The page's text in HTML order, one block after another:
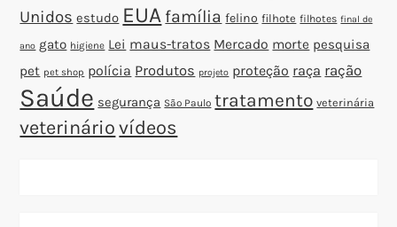
Unidos estudo EUA família felino filhote filhotes final de
ano gato higiene Lei maus-tratos Mercado morte pesquisa
pet pet shop polícia Produtos projeto proteção raça ração
Saúde segurança São Paulo tratamento veterinária
veterinário vídeos